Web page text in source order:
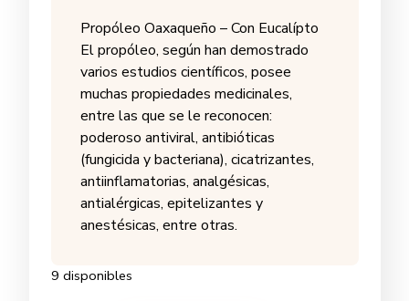
Propóleo Oaxaqueño – Con Eucalípto
El propóleo, según han demostrado
varios estudios científicos, posee
muchas propiedades medicinales,
entre las que se le reconocen:
poderoso antiviral, antibióticas
(fungicida y bacteriana), cicatrizantes,
antiinflamatorias, analgésicas,
antialérgicas, epitelizantes y
anestésicas, entre otras.
9 disponibles